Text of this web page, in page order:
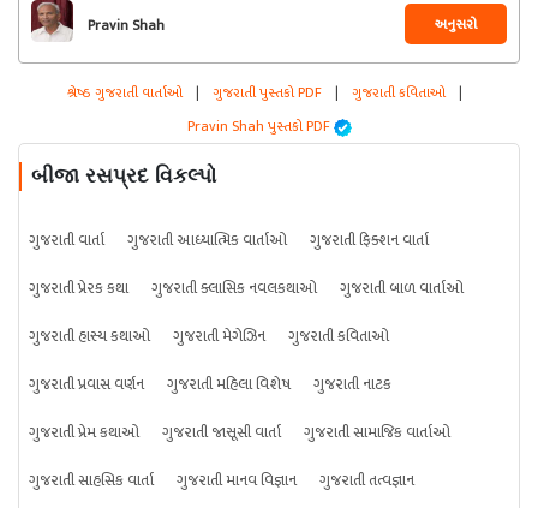
Pravin Shah અનુસરો
શ્રેષ્ઠ ગુજરાતી વાર્તાઓ | ગુજરાતી પુસ્તકો PDF | ગુજરાતી કવિતાઓ |
Pravin Shah પુસ્તકો PDF
બીજા રસપ્રદ વિકલ્પો
ગુજરાતી વાર્તા ગુજરાતી આધ્યાત્મિક વાર્તાઓ
ગુજરાતી ફિક્શન વાર્તા
ગુજરાતી પ્રેરક કથા
ગુજરાતી ક્લાસિક નવલકથાઓ
ગુજરાતી બાળ વાર્તાઓ
ગુજરાતી હાસ્ય કથાઓ
ગુજરાતી મેગેઝિન
ગુજરાતી કવિતાઓ
ગુજરાતી પ્રવાસ વર્ણન
ગુજરાતી મહિલા વિશેષ
ગુજરાતી નાટક
ગુજરાતી પ્રેમ કથાઓ
ગુજરાતી જાસૂસી વાર્તા
ગુજરાતી સામાજિક વાર્તાઓ
ગુજરાતી સાહસિક વાર્તા
ગુજરાતી માનવ વિજ્ઞાન ગુજરાતી તત્વજ્ઞાન